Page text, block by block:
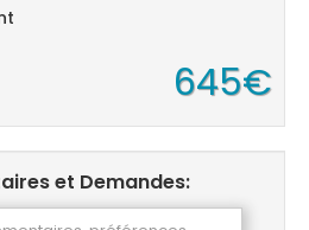
645€
et Demandes: